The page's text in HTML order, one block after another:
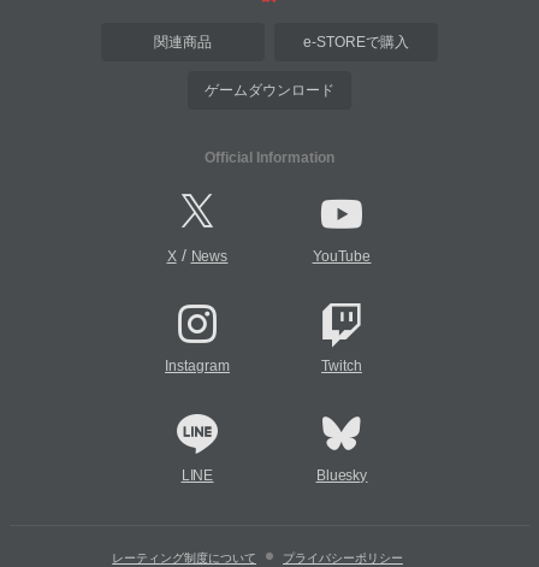
関連商品 e-STOREで購入
ゲームダウンロード
Official Information
X/ News YouTube
Instagram Twitch
LINE Bluesky
レーティング制度について プライバシーポリシー